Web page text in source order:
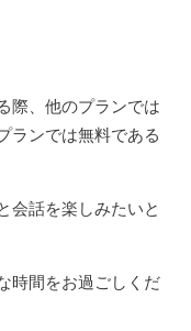
際、他のプランでは
ランでは無料である
会話を楽しみたいと
時間をお過ごしくだ